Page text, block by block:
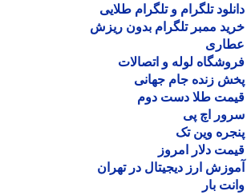
تلگرام و تلگرام طلایی
ممبر تلگرام بدون ریزش
لوله و اتصالات
زنده جام جهانی
طلا دست دوم
اچ پی
وین تک
دلار امروز
ارز دیجیتال در تهران
بار